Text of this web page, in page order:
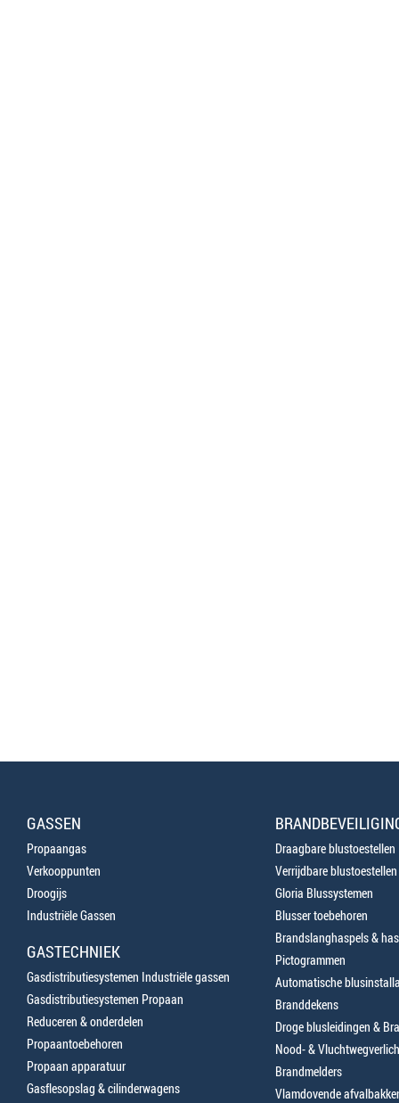
GASSEN
Propaangas
Verkooppunten
Droogijs
Industriële Gassen
GASTECHNIEK
Gasdistributiesystemen Industriële gassen
Gasdistributiesystemen Propaan
Reduceren & onderdelen
Propaantoebehoren
Propaan apparatuur
Gasflesopslag & cilinderwagens
Draagbare blustoestellen
Verrijdbare blustoestellen
Gloria Blussystemen
Blusser toebehoren
Brandslanghaspels &
Pictogrammen
Automatische
Branddekens
Droge blusleidingen &
Nood- &
Brandmelders
Vlamdovende